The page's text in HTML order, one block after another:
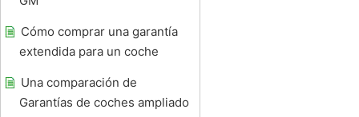
Cómo comprar una garantía
extendida para un coche
Una comparación de
Garantías de coches ampliado